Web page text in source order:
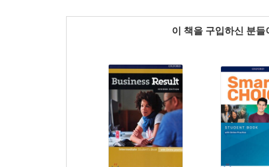
이 책을 구입하신 분